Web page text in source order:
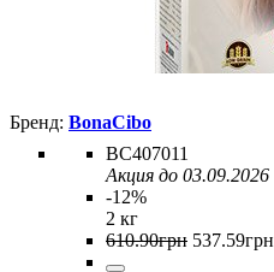
BonaCibo
BC407011
Акция до 03.09.2026
-12%
2 кг
610.90грн 537.59грн